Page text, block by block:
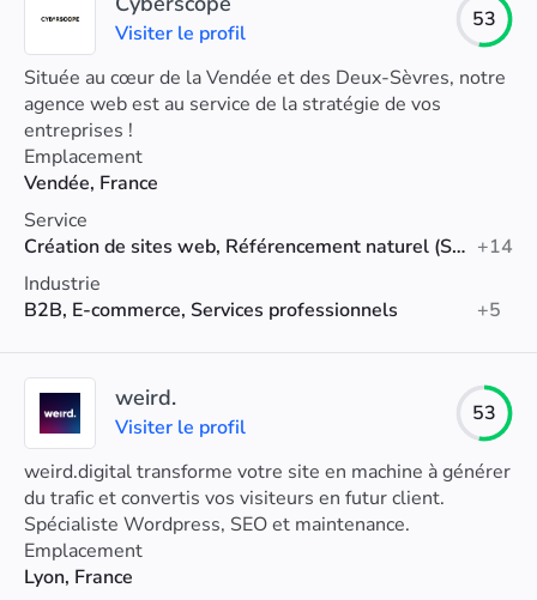
Visiter le profil
53
Située au cœur de la Vendée et des Deux-Sèvres, notre
agence web est au service de la stratégie de vos
entreprises !
Emplacement
Vendée, France
Service
Création de sites web, Référencement naturel (SEO), SEM +14
Industrie
B2B, E-commerce, Services professionnels
+5
weird.
Visiter le profil
53
weird.digital transforme votre site en machine à générer
du trafic et convertis vos visiteurs en futur client.
Spécialiste Wordpress, SEO et maintenance.
Emplacement
Lyon, France